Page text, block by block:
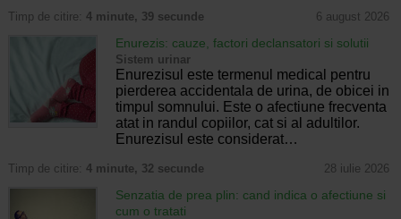
Timp de citire: 4 minute, 39 secunde 6 august 2026
Enurezis: cauze, factori declansatori si solutii
Sistem urinar
Enurezisul este termenul medical pentru
pierderea accidentala de urina, de obicei in
timpul somnului. Este o afectiune frecventa
atat in randul copiilor, cat si al adultilor.
Enurezisul este considerat…
Timp de citire: 4 minute, 32 secunde 28 iulie 2026
Senzatia de prea plin: cand indica o afectiune si
cum o tratati